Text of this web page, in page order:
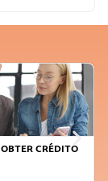
CRÉDITO